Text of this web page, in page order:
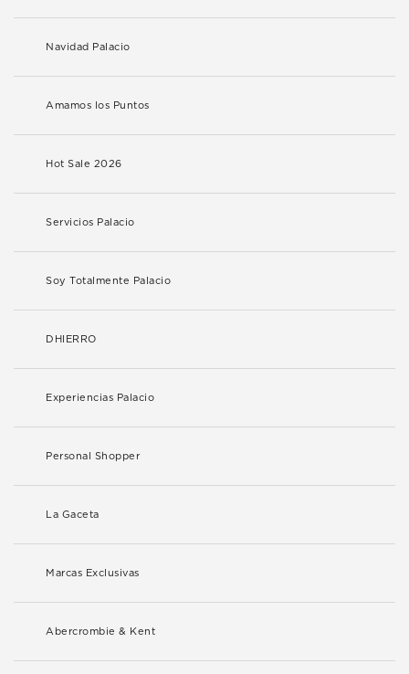
Navidad Palacio
Amamos los Puntos
Hot Sale 2026
Servicios Palacio
Soy Totalmente Palacio
DHIERRO
Experiencias Palacio
Personal Shopper
La Gaceta
Marcas Exclusivas
Abercrombie & Kent